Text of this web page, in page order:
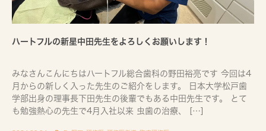
ハートフルの新星中田先生をよろしくお願いします！
みなさんこんにちはハートフル総合歯科の野田裕亮です 今回は4
月からの新しく入った先生のご紹介をします。 日本大学松戸歯
学部出身の理事長下田先生の後輩でもある中田先生です。 とて
も勉強熱心の先生で4月入社以来 虫歯の治療、 […]